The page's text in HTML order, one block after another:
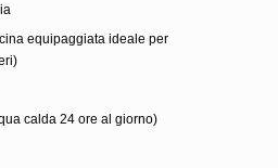
equipaggiata ideale per
calda 24 ore al giorno)